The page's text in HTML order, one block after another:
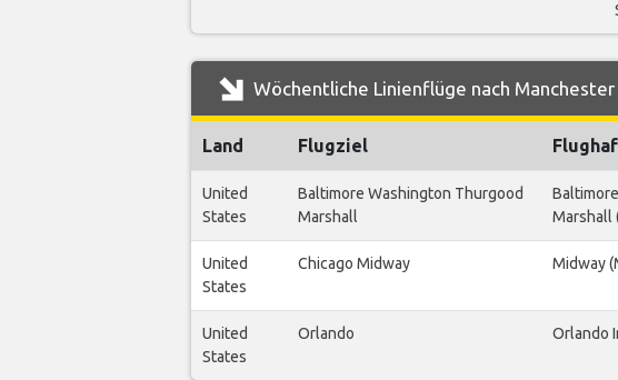
Wöchentliche Linienflüge nach
Land Flugziel
United
States
Baltimore Washington Thurgood
Marshall
Marshall
United
States
Chicago Midway Midway
United
States
Orlando Orlando